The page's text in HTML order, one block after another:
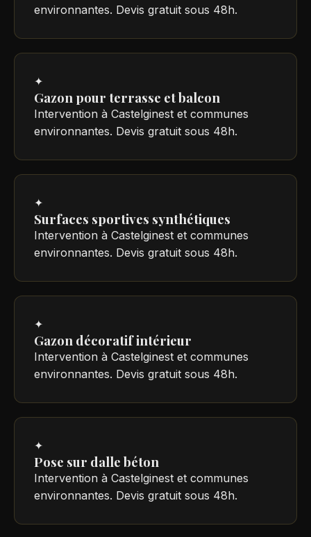
environnantes. Devis gratuit sous 48h.
✦
Gazon pour terrasse et balcon
Intervention à Castelginest et communes
environnantes. Devis gratuit sous 48h.
✦
Surfaces sportives synthétiques
Intervention à Castelginest et communes
environnantes. Devis gratuit sous 48h.
✦
Gazon décoratif intérieur
Intervention à Castelginest et communes
environnantes. Devis gratuit sous 48h.
✦
Pose sur dalle béton
Intervention à Castelginest et communes
environnantes. Devis gratuit sous 48h.